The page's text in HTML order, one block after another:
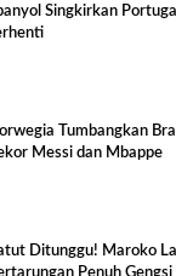
Singkirkan
Tumbangkan
Messi dan Mbappe
Ditunggu! Maroko